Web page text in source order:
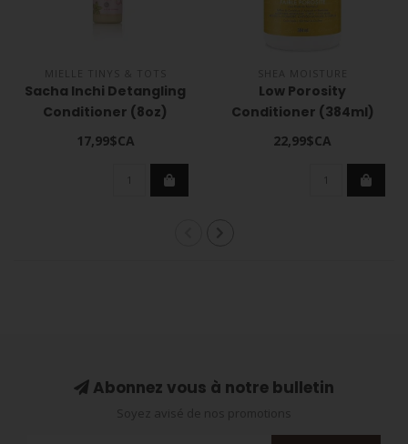
MIELLE TINYS & TOTS
Sacha Inchi Detangling
Conditioner (8oz)
17,99$CA
SHEA MOISTURE
Low Porosity
Conditioner (384ml)
22,99$CA
Abonnez vous à notre bulletin